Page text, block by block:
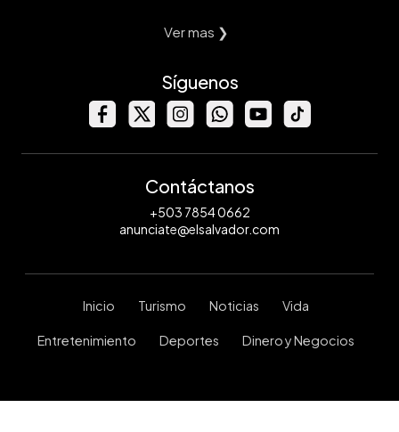
Ver mas ❯
Síguenos
Contáctanos
+503 7854 0662
anunciate@elsalvador.com
Inicio Turismo Noticias Vida
Entretenimiento Deportes Dinero y Negocios